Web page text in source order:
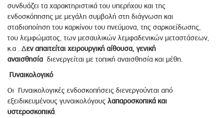
συνδυάζει τα χαρακτηριστικά του υπερήχου και της
ενδοσκόπησης με μεγάλη συμβολή στη διάγνωση και
σταδιοποίηση του καρκίνου του πνεύμονα, της σαρκοείδωσης,
του λεμφώματος, των μεσαυλικών λεμφαδενικών μεταστάσεων,
κ.α . Δεν απαιτείται χειρουργική αίθουσα, γενική
αναισθησία διενεργείται με τοπική αναισθησία και μέθη.
Γυναικολογικό
Οι Γυναικολογικές ενδοσκοπήσεις διενεργούνται από
εξειδικευμένους γυναικολόγους λαπαροσκοπικά και
υστεροσκοπικά.